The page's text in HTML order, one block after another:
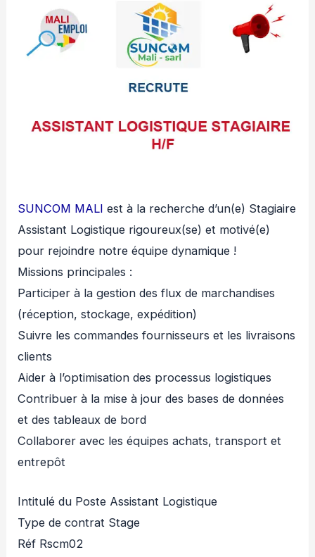
SUNCOM MALI est à la recherche d’un(e) Stagiaire
Assistant Logistique rigoureux(se) et motivé(e)
pour rejoindre notre équipe dynamique !
Missions principales :
Participer à la gestion des flux de marchandises
(réception, stockage, expédition)
Suivre les commandes fournisseurs et les livraisons
clients
Aider à l’optimisation des processus logistiques
Contribuer à la mise à jour des bases de données
et des tableaux de bord
Collaborer avec les équipes achats, transport et
entrepôt
Intitulé du Poste Assistant Logistique
Type de contrat Stage
Réf Rscm02